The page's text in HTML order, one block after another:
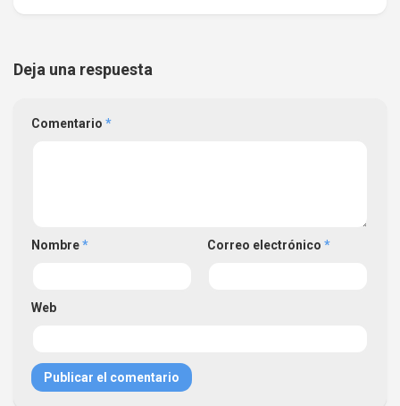
Deja una respuesta
Comentario *
Nombre* Correo electrónico *
Web